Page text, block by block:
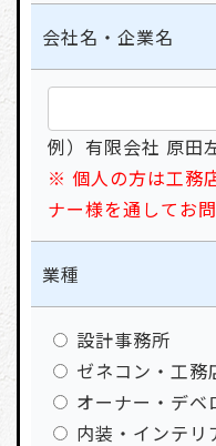
会社名・企業名
例）有限会社 原田
※ 個人の方は工務
ナー様を通してお
業種
設計事務所
ゼネコン・工務
オーナー・デベ
内装・インテリ